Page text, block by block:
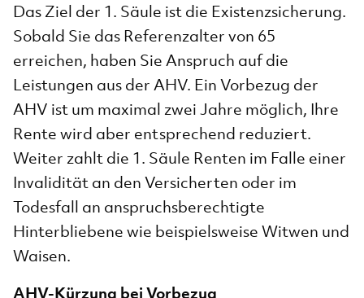
Das Ziel der 1. Säule ist die Existenzsicherung.
Sobald Sie das Referenzalter von 65
erreichen, haben Sie Anspruch auf die
Leistungen aus der AHV. Ein Vorbezug der
AHV ist um maximal zwei Jahre möglich, Ihre
Rente wird aber entsprechend reduziert.
Weiter zahlt die 1. Säule Renten im Falle einer
Invalidität an den Versicherten oder im
Todesfall an anspruchsberechtigte
Hinterbliebene wie beispielsweise Witwen und
Waisen.
AHV-Kürzung bei Vorbezug